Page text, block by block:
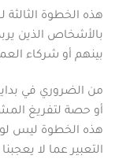
هذه الخطوة
بالأشخاص الذين
بينهم أو شركاء
من الضروري في
أو حصة لتفريغ
هذه الخطوة ليس
التعبير عما لا